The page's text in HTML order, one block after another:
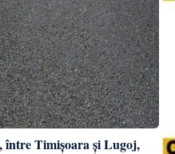
Timișoara și Lugoj,